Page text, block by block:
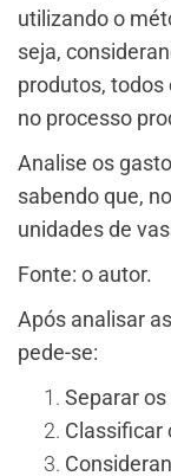
utilizando o
seja,
produtos, todos
no processo
Analise os
sabendo que,
unidades de
Fonte: o autor.
Após analisar
pede-se:
Separar
Classificar